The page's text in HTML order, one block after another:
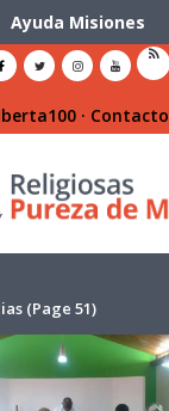
Ayuda Misiones
· Contacto
(Page 51)